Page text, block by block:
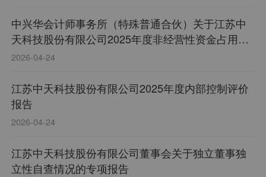
中兴华会计师事务所（特殊普通合伙）关于江苏中
天科技股份有限公司2025年度非经营性资金占用及
其他关联资金往来情况的专项说明
2026-04-24
江苏中天科技股份有限公司2025年度内部控制评价
报告
2026-04-24
江苏中天科技股份有限公司董事会关于独立董事独
立性自查情况的专项报告